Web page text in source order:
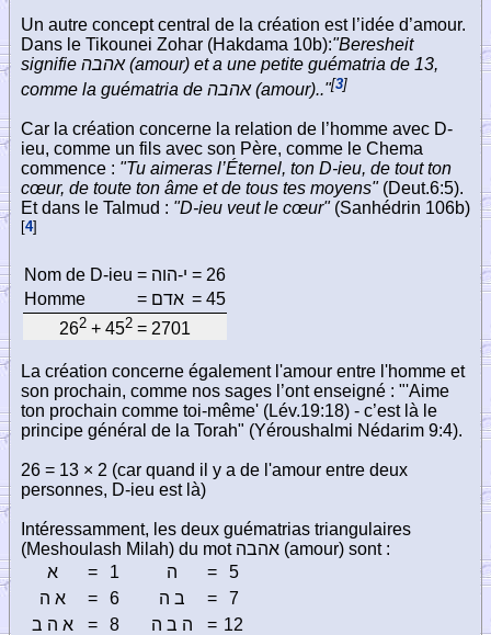
Un autre concept central de la création est l’idée d’amour.
Dans le Tikounei Zohar (Hakdama 10b):"Beresheit
signifie אהבה(amour) et a une petite guématria de 13,
comme la guématria de אהבה(amour).."[3]
Car la création concerne la relation de l’homme avec D-
ieu, comme un fils avec son Père, comme le Chema
commence : "Tu aimeras l’Éternel, ton D-ieu, de tout ton
cœur, de toute ton âme et de tous tes moyens"(Deut.6:5).
Et dans le Talmud : "D-ieu veut le cœur"(Sanhédrin 106b)
[4]
Nom de D-ieu = י-הוה = 26
Homme
= אדם = 45
262 + 452 = 2701
La création concerne également l'amour entre l'homme et
son prochain, comme nos sages l’ont enseigné : "'Aime
ton prochain comme toi-même' (Lév.19:18) - c’est là le
principe général de la Torah" (Yéroushalmi Nédarim 9:4).
26 = 13 × 2 (car quand il y a de l'amour entre deux
personnes, D-ieu est là)
Intéressamment, les deux guématrias triangulaires
(Meshoulash Milah) du mot אהבה (amour) sont :
א
=
1
א ה
=
6
א ה ב
=
8
ה =
5
ב ה
=
7
ה ב ה
= 12